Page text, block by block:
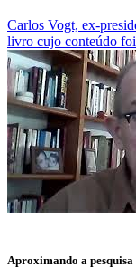
Carlos Vogt, ex-
livro cujo conteúdo
Aproximando a